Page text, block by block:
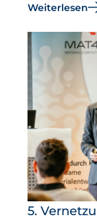
Weiterlesen
5.